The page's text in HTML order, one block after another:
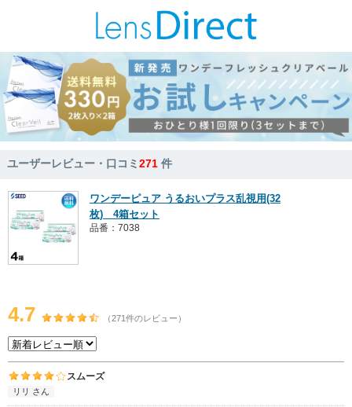
ユーザーレビュー・口コミ271 件
ワンデーピュア うるおいプラス乱視用(32
枚) 4箱セット
品番：7038
4.7 （271件のレビュー）
スムーズ
リリ さん